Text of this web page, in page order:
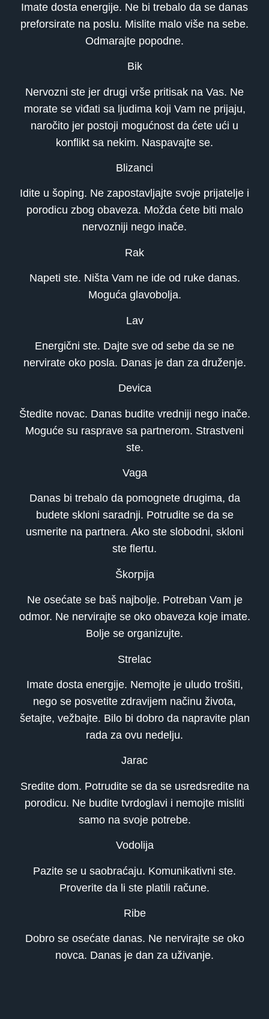
Imate dosta energije. Ne bi trebalo da se danas
preforsirate na poslu. Mislite malo više na sebe.
Odmarajte popodne.
Bik
Nervozni ste jer drugi vrše pritisak na Vas. Ne
morate se viđati sa ljudima koji Vam ne prijaju,
naročito jer postoji mogućnost da ćete ući u
konflikt sa nekim. Naspavajte se.
Blizanci
Idite u šoping. Ne zapostavljajte svoje prijatelje i
porodicu zbog obaveza. Možda ćete biti malo
nervozniji nego inače.
Rak
Napeti ste. Ništa Vam ne ide od ruke danas.
Moguća glavobolja.
Lav
Energični ste. Dajte sve od sebe da se ne
nervirate oko posla. Danas je dan za druženje.
Devica
Štedite novac. Danas budite vredniji nego inače.
Moguće su rasprave sa partnerom. Strastveni
ste.
Vaga
Danas bi trebalo da pomognete drugima, da
budete skloni saradnji. Potrudite se da se
usmerite na partnera. Ako ste slobodni, skloni
ste flertu.
Škorpija
Ne osećate se baš najbolje. Potreban Vam je
odmor. Ne nervirajte se oko obaveza koje imate.
Bolje se organizujte.
Strelac
Imate dosta energije. Nemojte je uludo trošiti,
nego se posvetite zdravijem načinu života,
šetajte, vežbajte. Bilo bi dobro da napravite plan
rada za ovu nedelju.
Jarac
Sredite dom. Potrudite se da se usredsredite na
porodicu. Ne budite tvrdoglavi i nemojte misliti
samo na svoje potrebe.
Vodolija
Pazite se u saobraćaju. Komunikativni ste.
Proverite da li ste platili račune.
Ribe
Dobro se osećate danas. Ne nervirajte se oko
novca. Danas je dan za uživanje.